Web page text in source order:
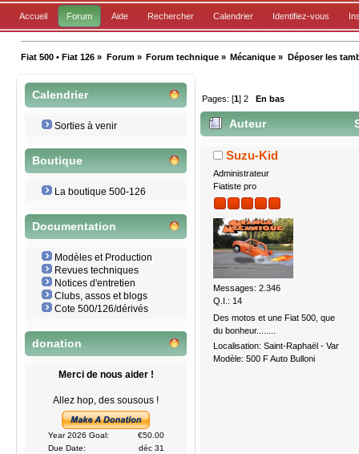
Accueil Forum Aide Rechercher Calendrier Identifiez-vous
Fiat 500 • Fiat 126 » Forum» Forum technique» Mécanique » Déposer les
Calendrier
Sorties à venir
Boutique
La boutique 500-126
Documentation
Modèles et Production
Revues techniques
Notices d'entretien
Clubs, assos et blogs
Cote 500/126/dérivés
donation
Merci de nous aider !
Allez hop, des sousous !
Year 2026 Goal:
€50.00
Due Date:
déc 31
Pages: [1]2 En bas
Auteur
Suzu-Kid
Administrateur
Fiatiste pro
Messages: 2.346
Q.I.: 14
Des motos et une Fiat 500, que
du bonheur........
Localisation: Saint-Raphaël - Var
Modèle: 500 F Auto Bulloni